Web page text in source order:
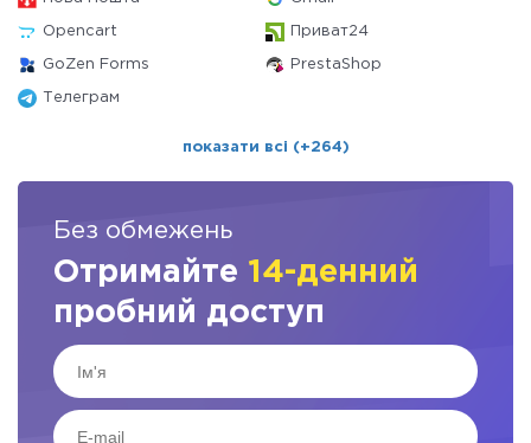
Opencart Приват24
GoZen Forms PrestaShop
Телеграм
показати всі (+264)
Без обмежень
Отримайте 14-денний
пробний доступ